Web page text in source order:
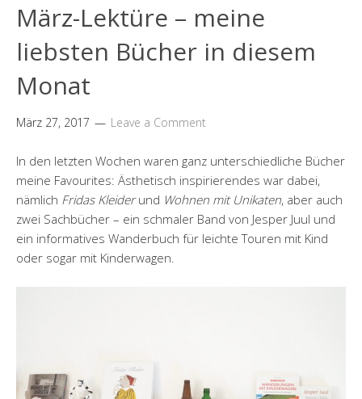
März-Lektüre – meine
liebsten Bücher in diesem
Monat
März 27, 2017 Leave a Comment
In den letzten Wochen waren ganz unterschiedliche Bücher
meine Favourites: Ästhetisch inspirierendes war dabei,
nämlich Fridas Kleiderund Wohnen mit Unikaten, aber auch
zwei Sachbücher – ein schmaler Band von Jesper Juul und
ein informatives Wanderbuch für leichte Touren mit Kind
oder sogar mit Kinderwagen.